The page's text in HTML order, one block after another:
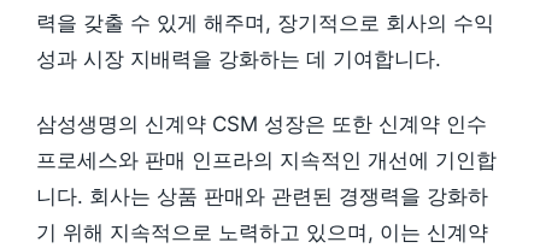
력을 갖출 수 있게 해주며, 장기적으로 회사의 수익
성과 시장 지배력을 강화하는 데 기여합니다.
삼성생명의 신계약 CSM 성장은 또한 신계약 인수
프로세스와 판매 인프라의 지속적인 개선에 기인합
니다. 회사는 상품 판매와 관련된 경쟁력을 강화하
기 위해 지속적으로 노력하고 있으며, 이는 신계약